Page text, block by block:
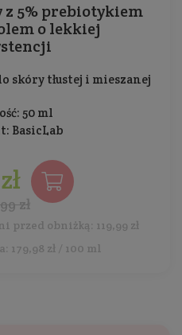
5% prebiotykiem
o lekkiej
skóry tłustej i mieszanej
50 ml
BasicLab
zł
przed obniżką: 119,99 zł
179,98 zł / 100 ml